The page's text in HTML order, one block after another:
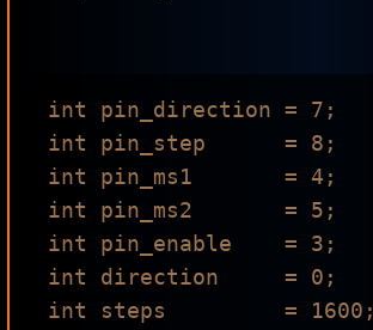
int pin_direction = 7;
int pin_step      = 8;
int pin_ms1       = 4;
int pin_ms2       = 5;
int pin_enable    = 3;
int direction     = 0;
int steps         = 1600;